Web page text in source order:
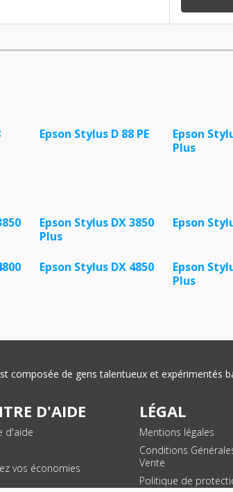
Epson Stylus D 88 PE
Epson
Plus
Epson Stylus DX 3850
Plus
Epson
Epson Stylus DX 4850
Epson
Plus
composée de gens talentueux et expérimentés
D'AIDE
d'aide
vos économies
LÉGAL
Mentions légales
Conditions
Vente
Politique de